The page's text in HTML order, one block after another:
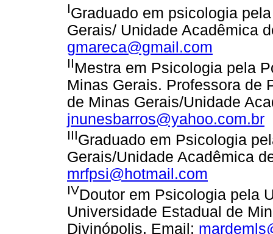
IGraduado em psicologia
Gerais/ Unidade Acadêmica
gmareca@gmail.com
IIMestra em Psicologia pela
Minas Gerais. Professora de
de Minas Gerais/Unidade
jnunesbarros@yahoo.com.br
IIIGraduado em Psicologia
Gerais/Unidade Acadêmica
mrfpsi@hotmail.com
IVDoutor em Psicologia pela
Universidade Estadual de
Divinópolis. Email: